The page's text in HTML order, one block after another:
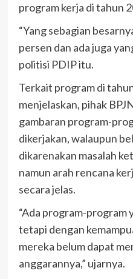
program kerja di tahun
“Yang sebagian
persen dan ada juga
politisi PDIP itu.
Terkait program di
menjelaskan, pihak
gambaran program-
dikerjakan, walaupun
dikarenakan masalah
namun arah rencana
secara jelas.
“Ada program-program
tetapi dengan
mereka belum dapat
anggarannya,” ujarnya.